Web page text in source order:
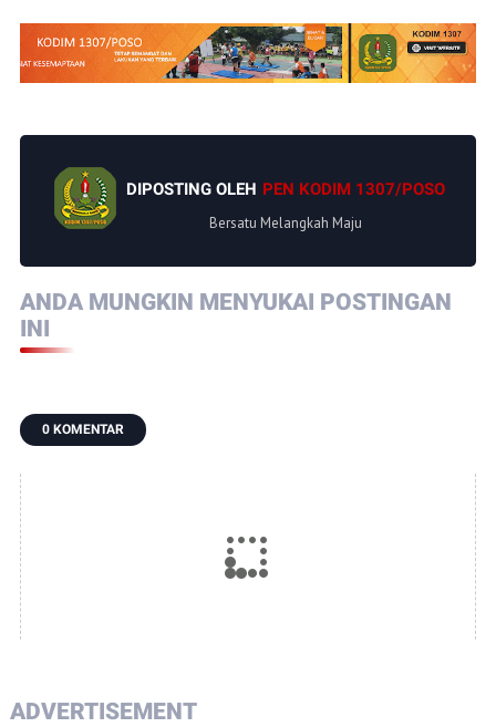
DIPOSTING OLEH PEN KODIM 1307/POSO
Bersatu Melangkah Maju
ANDA MUNGKIN MENYUKAI POSTINGAN
INI
0 KOMENTAR
ADVERTISEMENT